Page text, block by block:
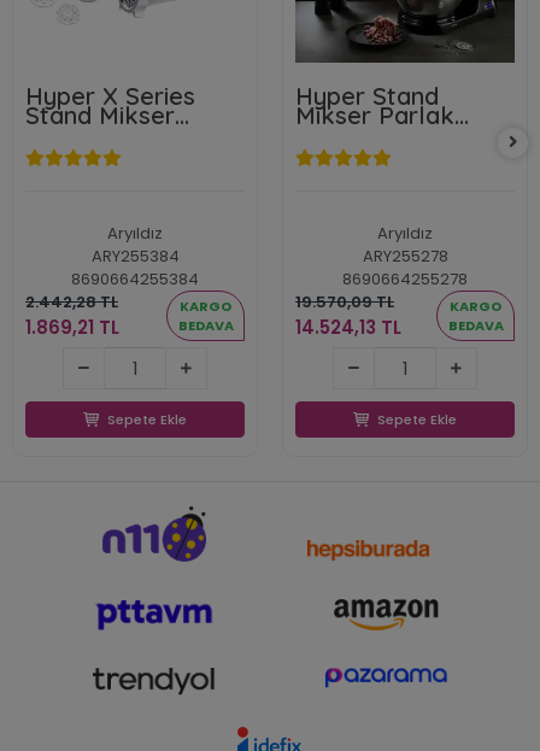
Hyper X Series
Stand Mikser
Kıyma Aparatı
Aryıldız
ARY255384
8690664255384
2.442,28 TL
1.869,21 TL
KARGO
BEDAVA
1.869,21 TL
Sepete Ekle
Hyper Stand
Mikser Parlak
Siyah
Aryıldız
ARY255278
8690664255278
19.570,09 TL
14.524,13 TL
KARGO
BEDAVA
14.524,13 TL
Sepete Ekle